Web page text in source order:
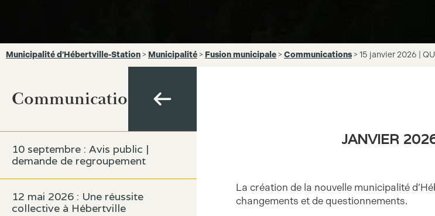
Municipalité d'Hébertville-Station> Municipalité> Fusion municipale> Communications> 15 janvier 2026 |
Communications
10 septembre : Avis public |
demande de regroupement
12 mai 2026 : Une réussite
collective à Hébertville
JANVIER
La création de la nouvelle municipalité
changements et de questionnements.